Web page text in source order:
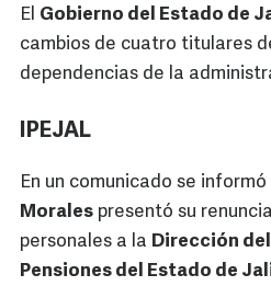
El Gobierno del Estado de
cambios de cuatro titulares
dependencias de la
IPEJAL
En un comunicado se informó
Morales presentó su
personales a la Dirección
Pensiones del Estado de